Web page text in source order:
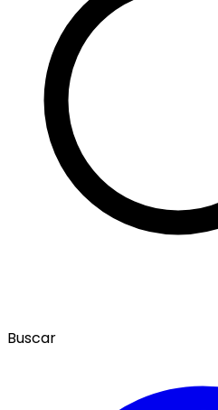
Buscar